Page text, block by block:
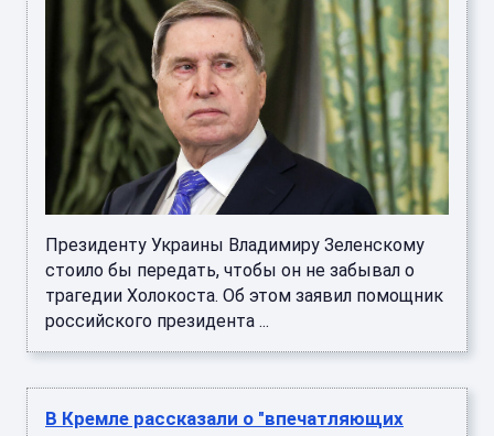
Президенту Украины Владимиру Зеленскому
стоило бы передать, чтобы он не забывал о
трагедии Холокоста. Об этом заявил помощник
российского президента ...
В Кремле рассказали о "впечатляющих
съемках" российских ударов по Украине